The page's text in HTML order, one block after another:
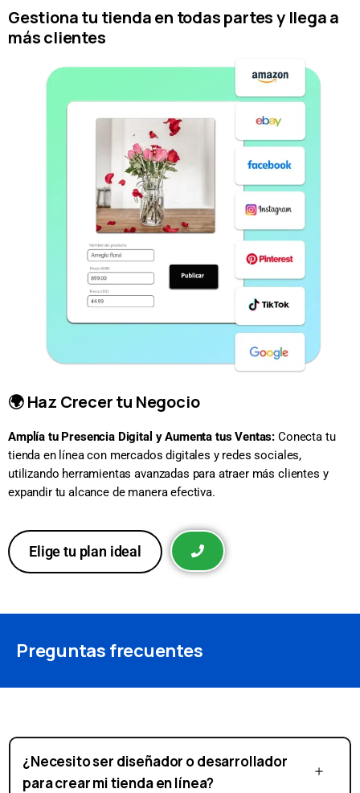
Gestiona tu tienda en todas partes y llega a
más clientes
🌍 Haz Crecer tu Negocio
Amplía tu Presencia Digital y Aumenta tus Ventas: Conecta tu
tienda en línea con mercados digitales y redes sociales,
utilizando herramientas avanzadas para atraer más clientes y
expandir tu alcance de manera efectiva.
Elige tu plan ideal
Preguntas frecuentes
¿Necesito ser diseñador o desarrollador
para crear mi tienda en línea?